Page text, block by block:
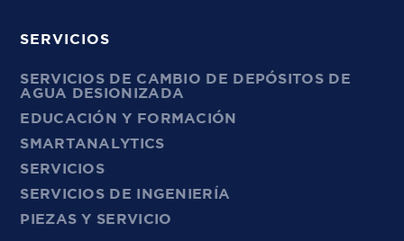
SERVICIOS
SERVICIOS DE CAMBIO DE DEPÓSITOS DE
AGUA DESIONIZADA
EDUCACIÓN Y FORMACIÓN
SMARTANALYTICS
SERVICIOS
SERVICIOS DE INGENIERÍA
PIEZAS Y SERVICIO